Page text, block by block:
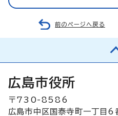
前のページへ戻る
広島市役所
〒730-8586
広島市中区国泰寺町一丁目